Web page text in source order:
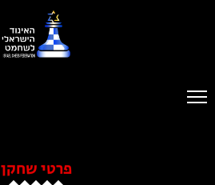
פרטי שחקן